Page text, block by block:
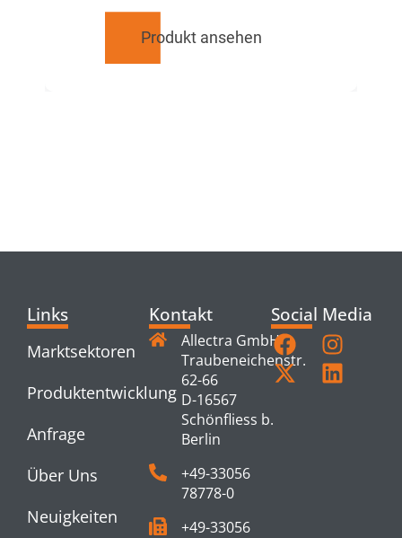
Produkt ansehen
Links
Marktsektoren
Produktentwicklung
Anfrage
Über Uns
Neuigkeiten
Kontakt
Allectra GmbH
Traubeneichenstr.
62-66
D-16567
Schönfliess b.
Berlin
+49-33056
78778-0
+49-33056
Social Media